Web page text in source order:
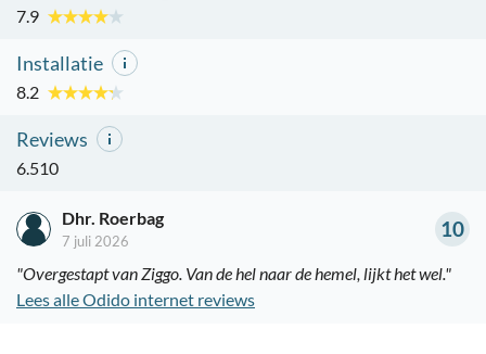
7.9
Installatie
8.2
Reviews
6.510
10
Dhr. Roerbag
7 juli 2026
"Overgestapt van Ziggo. Van de hel naar de hemel, lijkt het wel."
Lees alle Odido internet reviews